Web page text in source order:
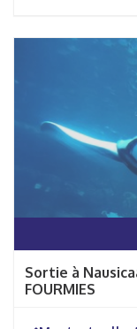
Sortie à
FOURMIES